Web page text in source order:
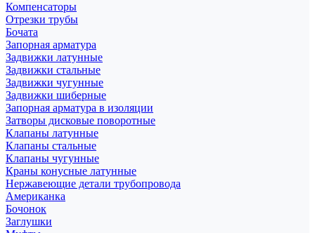
Компенсаторы
Отрезки трубы
Бочата
Запорная арматура
Задвижки латунные
Задвижки стальные
Задвижки чугунные
Задвижки шиберные
Запорная арматура в изоляции
Затворы дисковые поворотные
Клапаны латунные
Клапаны стальные
Клапаны чугунные
Краны конусные латунные
Нержавеющие детали трубопровода
Американка
Бочонок
Заглушки